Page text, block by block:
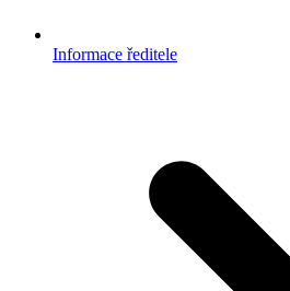
Informace ředitele